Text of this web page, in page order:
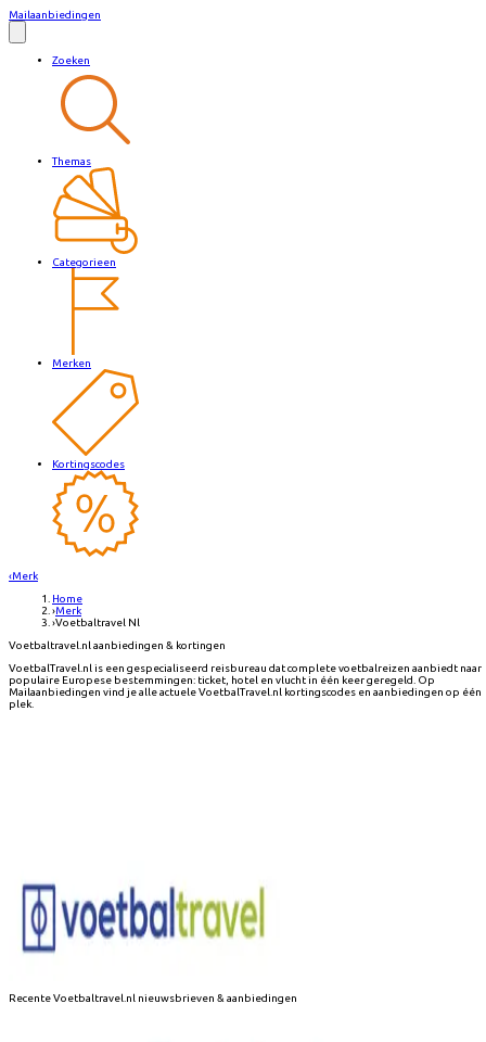
Mailaanbiedingen
Zoeken
Themas
Categorieen
Merken
Kortingscodes
‹Merk
Home
›Merk
›Voetbaltravel Nl
Voetbaltravel.nl aanbiedingen & kortingen
VoetbalTravel.nl is een gespecialiseerd reisbureau dat complete voetbalreizen aanbiedt naar
populaire Europese bestemmingen: ticket, hotel en vlucht in één keer geregeld. Op
Mailaanbiedingen vind je alle actuele VoetbalTravel.nl kortingscodes en aanbiedingen op één
plek.
RecenteVoetbaltravel.nl nieuwsbrieven & aanbiedingen